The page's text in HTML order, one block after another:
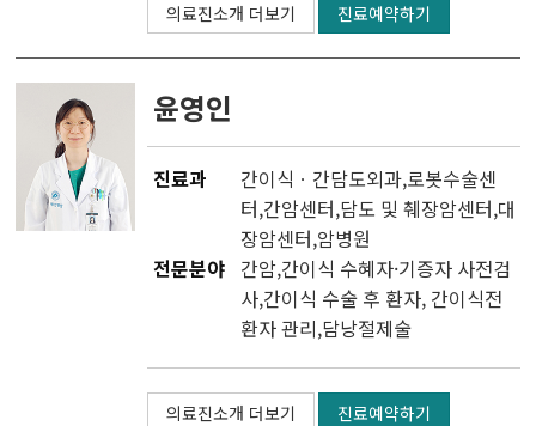
의료진소개 더보기 진료예약하기
윤영인
진료과 간이식ㆍ간담도외과,로봇수술센
터,간암센터,담도 및 췌장암센터,대
장암센터,암병원
전문분야 간암,간이식 수혜자·기증자 사전검
사,간이식 수술 후 환자, 간이식전
환자 관리,담낭절제술
의료진소개 더보기 진료예약하기